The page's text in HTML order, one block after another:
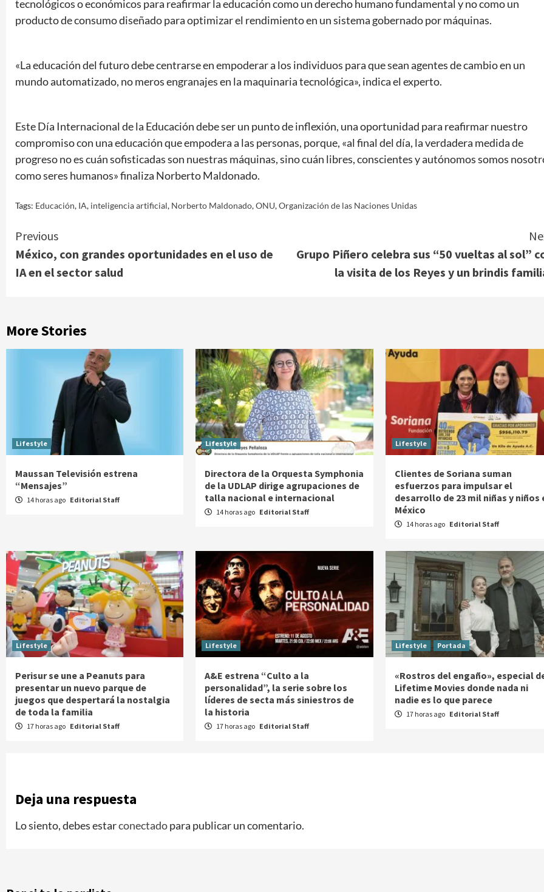
tecnológicos o económicos para reafirmar la educación como un derecho humano fundamental y no como un
producto de consumo diseñado para optimizar el rendimiento en un sistema gobernado por máquinas.
«La educación del futuro debe centrarse en empoderar a los individuos para que sean agentes de cambio en un
mundo automatizado, no meros engranajes en la maquinaria tecnológica», indica el experto.
Este Día Internacional de la Educación debe ser un punto de inflexión, una oportunidad para reafirmar nuestro
compromiso con una educación que empodera a las personas, porque, «al final del día, la verdadera medida de
progreso no es cuán sofisticadas son nuestras máquinas, sino cuán libres, conscientes y autónomos somos
como seres humanos» finaliza Norberto Maldonado.
Tags: Educación, IA, inteligencia artificial, Norberto Maldonado,ONU,Organización de las Naciones Unidas
Continue
Reading
Previous
México, con grandes oportunidades en el uso de
IA en el sector salud
Grupo Piñero celebra sus “50 vueltas al sol”
la visita de los Reyes y un brindis
More Stories
Lifestyle
Maussan Televisión estrena
“Mensajes”
14 horas ago Editorial Staff
Lifestyle
Directora de la Orquesta Symphonia
de la UDLAP dirige agrupaciones de
talla nacional e internacional
14 horas ago Editorial Staff
Lifestyle
Clientes de Soriana suman
esfuerzos para impulsar el
desarrollo de 23 mil niñas y niños
México
14 horas ago Editorial Staff
Lifestyle
Perisur se une a Peanuts para
presentar un nuevo parque de
juegos que despertará la nostalgia
de toda la familia
17 horas ago Editorial Staff
Lifestyle
A&E estrena “Culto a la
personalidad”, la serie sobre los
líderes de secta más siniestros de
la historia
17 horas ago Editorial Staff
Lifestyle Portada
«Rostros del engaño», especial
Lifetime Movies donde nada ni
nadie es lo que parece
17 horas ago Editorial Staff
Deja una respuesta
Lo siento, debes estarconectadopara publicar un comentario.